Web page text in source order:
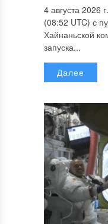
4 августа 2026
(08:52 UTC) с
Хайнаньской
запуска...
Далее